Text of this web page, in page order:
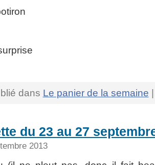
dans Le panier de la semaine
du 23 au 27
2013